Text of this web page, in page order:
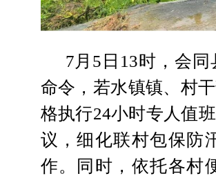
7月5日13时，会
命令，若水镇镇、村
格执行24小时专人值
议，细化联村包保防
作。同时，依托各村